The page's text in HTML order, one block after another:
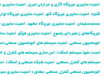
امنیت سایبری نیروگاه گازی و حرارتی تبریز , امنیت سایبری
گناوه, امنیت سایبری نیروگاه گنو, امنیت سایبری نیروگاه
مسجدسلیمان, امنیت سایبری نیروگاه مشهد, امنیت سایبری
نیروگاه‌های زنجیره‌ای یاسوج, امنیت سایبری هپکو, امنیت
اتوماسیون صنعتی, امنیت سیستم های اتوماسیون
تست نفوذ سیستم اسکادا، امن سازی سیستم های کنترل و
سیستم های کنترل صنعتی, امنیت شبکه صنعتی و اسکادا,
اتوماسیون صنعتی کنترل صنعتی, مشاوره امنیت سایبری